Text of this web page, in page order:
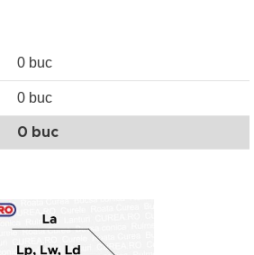
0 buc
0 buc
0 buc